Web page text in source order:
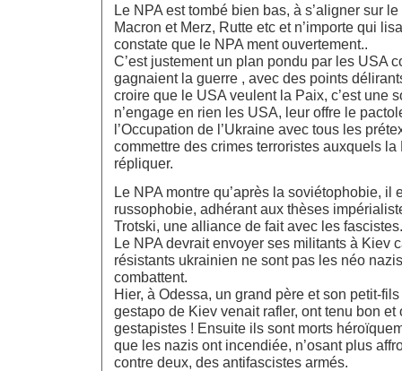
Le NPA est tombé bien bas, à s’aligner sur
Macron et Merz, Rutte etc et n’importe qui
constate que le NPA ment ouvertement..
C’est justement un plan pondu par les USA
gagnaient la guerre , avec des points
croire que le USA veulent la Paix, c’est une
n’engage en rien les USA, leur offre le
l’Occupation de l’Ukraine avec tous les
commettre des crimes terroristes auxquels
répliquer.
Le NPA montre qu’après la soviétophobie, il
russophobie, adhérant aux thèses
Trotski, une alliance de fait avec les fascistes.
Le NPA devrait envoyer ses militants à Kiev
résistants ukrainien ne sont pas les néo
combattent.
Hier, à Odessa, un grand père et son petit-
gestapo de Kiev venait rafler, ont tenu bon et
gestapistes ! Ensuite ils sont morts
que les nazis ont incendiée, n’osant plus
contre deux, des antifascistes armés.